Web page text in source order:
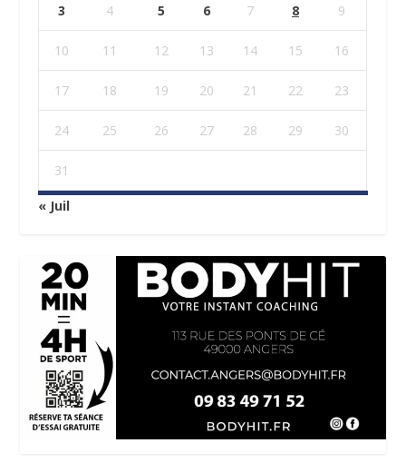
3 4 5 6 7 8 9
10 11 12 13 14 15 16
17 18 19 20 21 22 23
24 25 26 27 28 29 30
31
« Juil